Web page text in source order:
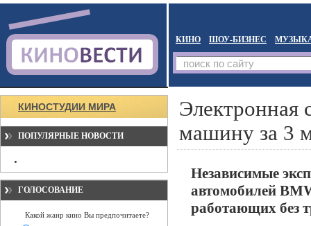
КИНО ШОУ-БИЗНЕС
КИНОСТУДИИ МИРА
ПОПУЛЯРНЫЕ НОВОСТИ
ГОЛОСОВАНИЕ
Какой жанр кино Вы предпочитаете?
Электронная
машину за 3
Независимые
автомобилей
работающих без